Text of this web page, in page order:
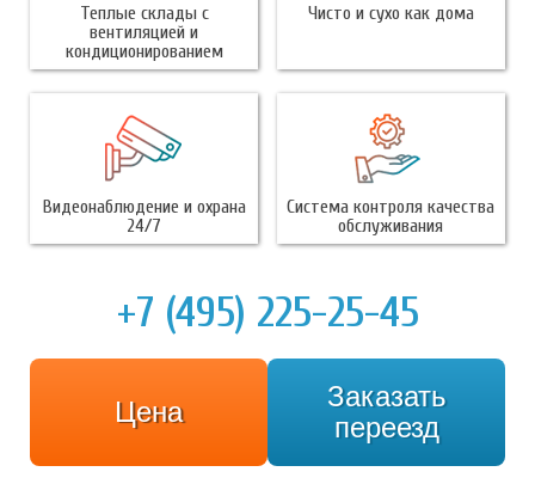
Теплые склады с
вентиляцией и
кондиционированием
Чисто и сухо как дома
Видеонаблюдение и охрана
24/7
Система контроля качества
обслуживания
+7 (495) 225-25-45
Цена
Заказать
переезд